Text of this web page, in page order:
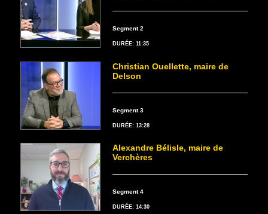
Segment 2
DURÉE: 11:35
Christian Ouellette, maire de
Delson
Segment 3
DURÉE: 13:28
Alexandre Bélisle, maire de
Verchères
Segment 4
DURÉE: 14:30